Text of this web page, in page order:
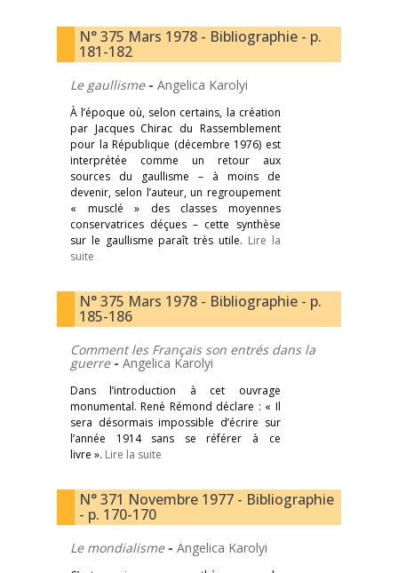
N° 375 Mars 1978 - Bibliographie - p.
181-182
Le gaullisme - Angelica Karolyi
À l’époque où, selon certains, la création
par Jacques Chirac du Rassemblement
pour la République (décembre 1976) est
interprétée comme un retour aux
sources du gaullisme – à moins de
devenir, selon l’auteur, un regroupement
« musclé » des classes moyennes
conservatrices déçues – cette synthèse
sur le gaullisme paraît très utile. Lire la
suite
N° 375 Mars 1978 - Bibliographie - p.
185-186
Comment les Français son entrés dans la
guerre - Angelica Karolyi
Dans l’introduction à cet ouvrage
monumental. René Rémond déclare : « Il
sera désormais impossible d’écrire sur
l’année 1914 sans se référer à ce
livre ». Lire la suite
N° 371 Novembre 1977 - Bibliographie
- p. 170-170
Le mondialisme - Angelica Karolyi